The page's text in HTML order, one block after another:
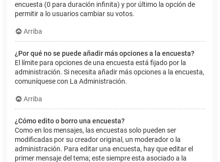
encuesta (0 para duración infinita) y por último la opción de
permitir a lo usuarios cambiar su votos.
Arriba
¿Por qué no se puede añadir más opciones a la encuesta?
El límite para opciones de una encuesta está fijado por la
administración. Si necesita añadir más opciones a la encuesta,
comuníquese con La Administración.
Arriba
¿Cómo edito o borro una encuesta?
Como en los mensajes, las encuestas solo pueden ser
modificadas por su creador original, un moderador o la
administración. Para editar una encuesta, hay que editar el
primer mensaje del tema; este siempre esta asociado a la